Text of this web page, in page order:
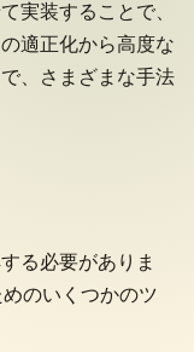
実装することで、
適正化から高度な
、さまざまな手法
る必要がありま
のいくつかのツ